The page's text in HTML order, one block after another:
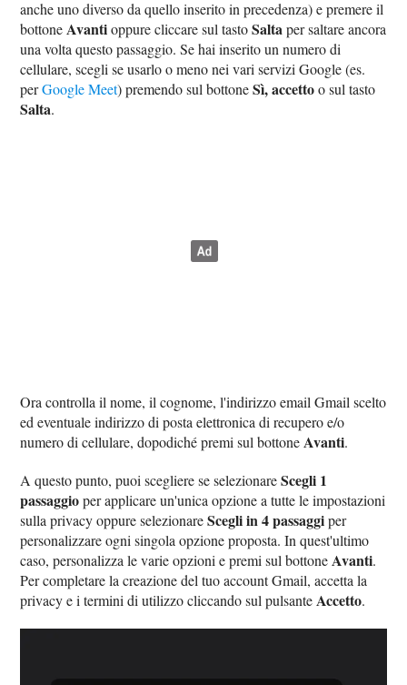
anche uno diverso da quello inserito in precedenza) e premere il
bottoneAvantioppure cliccare sul tastoSaltaper saltare ancora
una volta questo passaggio. Se hai inserito un numero di
cellulare, scegli se usarlo o meno nei vari servizi Google (es.
perGoogle Meet) premendo sul bottoneSì, accettoo sul tasto
Salta.
Ora controlla il nome, il cognome, l'indirizzo email Gmail scelto
ed eventuale indirizzo di posta elettronica di recupero e/o
numero di cellulare, dopodiché premi sul bottoneAvanti.
A questo punto, puoi scegliere se selezionareScegli 1
passaggioper applicare un'unica opzione a tutte le impostazioni
sulla privacy oppure selezionareScegli in 4 passaggiper
personalizzare ogni singola opzione proposta. In quest'ultimo
caso, personalizza le varie opzioni e premi sul bottoneAvanti.
Per completare la creazione del tuo account Gmail, accetta la
privacy e i termini di utilizzo cliccando sul pulsanteAccetto.